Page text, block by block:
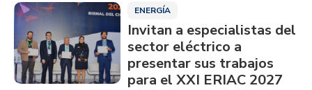
ENERGÍA
Invitan a especialistas del
sector eléctrico a
presentar sus trabajos
para el XXI ERIAC 2027